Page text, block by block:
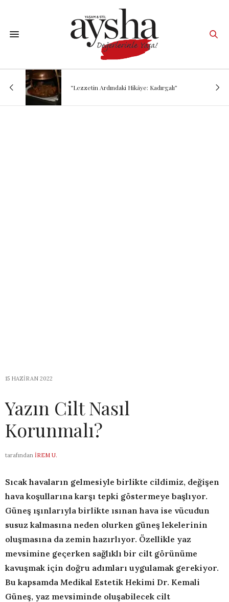
“Lezzetin Ardındaki Hikâye: Kadırgalı”
15 HAZIRAN 2022
Yazın Cilt Nasıl
Korunmalı?
tarafından İREM U.
Sıcak havaların gelmesiyle birlikte cildimiz, değişen
hava koşullarına karşı tepki göstermeye başlıyor.
Güneş ışınlarıyla birlikte ısınan hava ise vücudun
susuz kalmasına neden olurken güneş lekelerinin
oluşmasına da zemin hazırlıyor. Özellikle yaz
mevsimine geçerken sağlıklı bir cilt görünüme
kavuşmak için doğru adımları uygulamak gerekiyor.
Bu kapsamda Medikal Estetik Hekimi Dr. Kemali
Güneş, yaz mevsiminde oluşabilecek cilt